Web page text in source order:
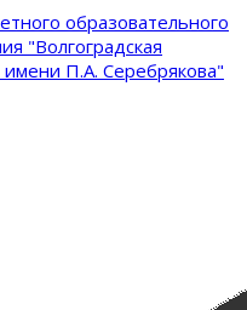
образовательного
"Волгоградская
имени П.А. Серебрякова"